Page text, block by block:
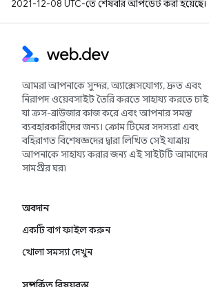
2021-12-08 UTC-তে শেষবার আপডেট করা হয়েছে।
আমরা আপনাকে সুন্দর, অ্যাক্সেসযোগ্য, দ্রুত এবং
নিরাপদ ওয়েবসাইট তৈরি করতে সাহায্য করতে চাই
যা ক্রস-ব্রাউজার কাজ করে এবং আপনার সমস্ত
ব্যবহারকারীদের জন্য। ক্রোম টিমের সদস্যরা এবং
বহিরাগত বিশেষজ্ঞদের দ্বারা লিখিত সেই যাত্রায়
আপনাকে সাহায্য করার জন্য এই সাইটটি আমাদের
সামগ্রীর ঘর৷
অবদান
একটি বাগ ফাইল করুন
খোলা সমস্যা দেখুন